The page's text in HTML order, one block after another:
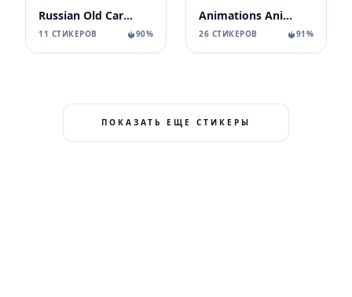
Russian Old Cartoons
11 СТИКЕРОВ 90%
Animations Animals Sticks
26 СТИКЕРОВ 91%
ПОКАЗАТЬ ЕЩЕ СТИКЕРЫ